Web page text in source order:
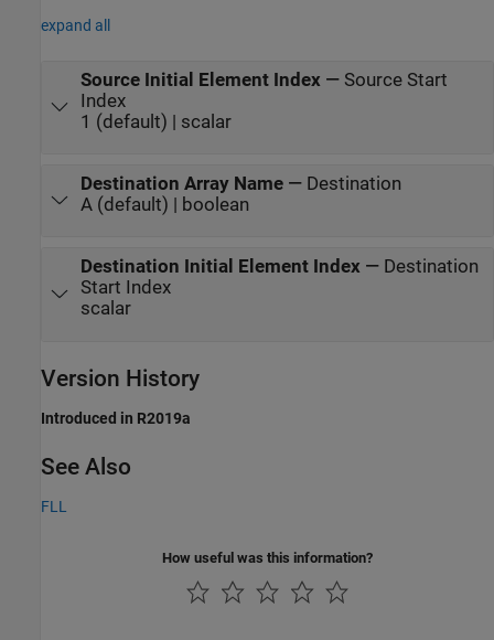
expand all
Source Initial Element Index— Source Start
Index
1 (default) | scalar
Destination Array Name— Destination
A (default) | boolean
Destination Initial Element Index— Destination
Start Index
scalar
Version History
Introduced in R2019a
See Also
FLL
How useful was this information?